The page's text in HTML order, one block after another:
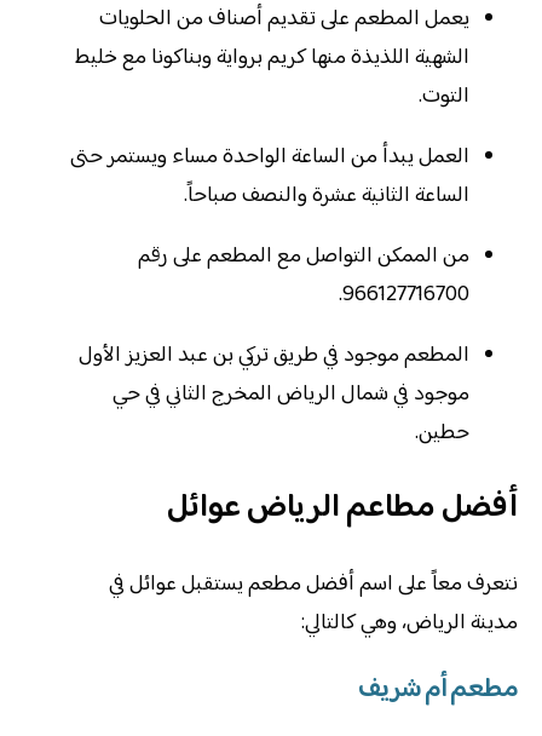
يعمل المطعم على تقديم أصناف من الحلويات
الشهية اللذيذة منها كريم برواية وبناكونا مع خليط
التوت.
العمل يبدأ من الساعة الواحدة مساء ويستمر حتى
الساعة الثانية عشرة والنصف صباحاً.
من الممكن التواصل مع المطعم على رقم
966127716700.
المطعم موجود في طريق تركي بن عبد العزيز الأول
موجود في شمال الرياض المخرج الثاني في حي
حطين.
أفضل مطاعم الرياض عوائل
نتعرف معاً على اسم أفضل مطعم يستقبل عوائل في
مدينة الرياض، وهي كالتالي:
مطعم أم شريف